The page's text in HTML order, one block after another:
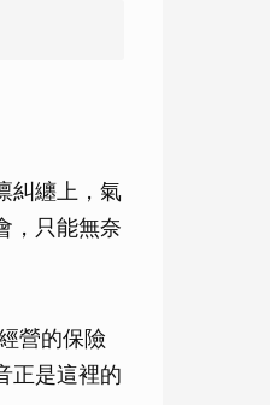
糾纏上，氣
，只能無奈
營的保險
正是這裡的